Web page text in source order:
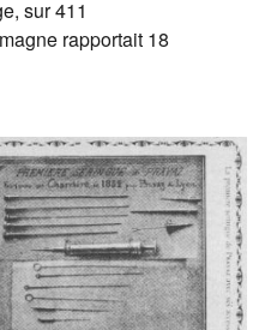
sur 411
rapportait 18